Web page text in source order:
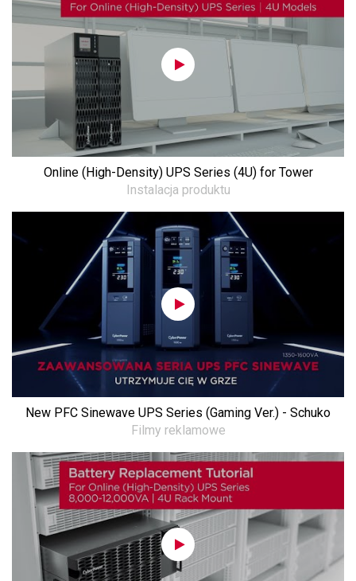
Online (High-Density) UPS Series (4U) for Tower
Instalacja produktu
New PFC Sinewave UPS Series (Gaming Ver.) - Schuko
Filmy reklamowe